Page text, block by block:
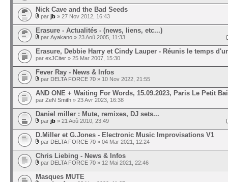
Nick Cave and the Bad Seeds
par jb » 27 Nov 2012, 16:43
Erasure - Actualités - (news, liens, etc...)
par Ayakano » 23 Aoû 2005, 11:33
Erasure, Debbie Harry et Cindy Lauper - Réunis le temps
par exJCiter » 25 Mar 2007, 15:30
Fever Ray - News & Infos
par DELTA FORCE 70 » 10 Nov 2022, 21:55
AND ONE + Waiting For Words, 15.09.2023, Paris Le Petit
par ZeN Smith » 23 Avr 2023, 16:38
Daniel miller : Mute, remixes, DJ sets...
par jb » 21 Aoû 2010, 23:49
D.Miller et G.Jones - Electronic Music Improvisations V1
par DELTA FORCE 70 » 04 Mar 2021, 12:24
Chris Liebing - News & Infos
par DELTA FORCE 70 » 12 Mai 2021, 22:46
Masques MUTE